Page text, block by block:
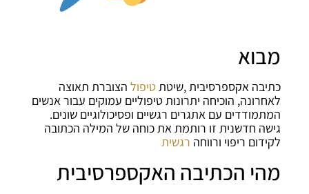
מבוא
כתיבה אקספרסיבית ,שיטתטיפול הצוברת תאוצה
לאחרונה, הוכיחה יתרונות טיפוליים עמוקים עבור אנשים
המתמודדים עם אתגרים רגשיים ופסיכולוגיים שונים.
גישה חדשנית זו רותמת את כוחה של המילה הכתובה
לקידום ריפוי ורווחה רגשית
מהי הכתיבה האקספרסיבית